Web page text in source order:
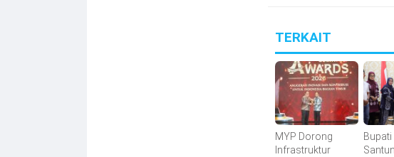
TERKAIT
MYP Dorong
Infrastruktur
Bupati